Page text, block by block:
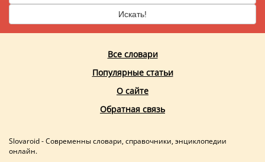
Искать!
Все словари
Популярные статьи
О сайте
Обратная связь
Slovaroid - Современны словари, справочники, энциклопедии
онлайн.